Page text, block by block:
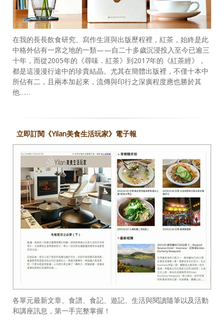
在我的長長飲食研究、寫作生涯與出版歷程裡，紅茶，始終是此
中格外佔有一席之地的一類——自二十多歲沉浸投入至今已逾三
十年，而從2005年的《尋味．紅茶》到2017年的《紅茶經》，
都是這漫漫行途中的珍貴結晶。尤其在簡體出版裡，不僅十本中
所佔有二，且兩本加起來，流傳與印行之深廣程度應也勝於其
他……
立即訂閱《Yilan美食生活玩家》電子報
各單元最新文章、食譜、食記、遊記、生活與閱讀隨筆以及活動
和講座訊息，第一手完整掌握！